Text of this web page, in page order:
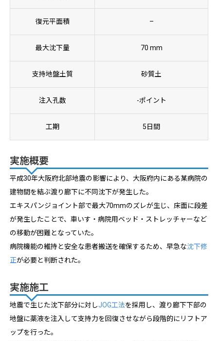
復元平面積 –
最大沈下量 70 mm
支持地盤土質 砂質土
注入孔数 -ポイント
工期 5日間
実施概要
平成30年大阪府北部地震の影響により、大阪府内にある某病院の
建物間を結ぶ渡り廊下に不同沈下が発生した。
エキスパンジョイント部で最大70mmのズレが生じ、床面に段差
が発生したことで、車いす・病院用ベッド・ストレッチャーなど
の移動が困難となっていた。
病院機能の維持と安全な患者搬送を確保するため、早急な沈下修
正が必要と判断された。
実施施工
地震で生じた沈下部分に対しJOG工法を採用し、渡り廊下下部の
地盤に薬液を注入して支持力を回復させながら段階的にリフトア
ップを行った。